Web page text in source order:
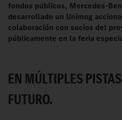
fondos públicos, Mercedes-
desarrollado un Unimog
colaboración con socios del
públicamente en la feria
EN MÚLTIPLES
FUTURO.